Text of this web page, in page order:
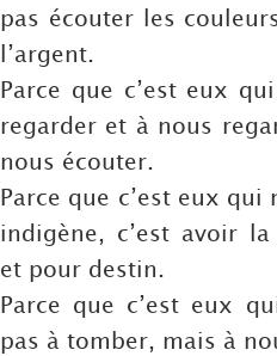
pas écouter les
l’argent.
Parce que c’est eux
regarder et à nous
nous écouter.
Parce que c’est eux
indigène, c’est avoir
et pour destin.
Parce que c’est eux
pas à tomber, mais à